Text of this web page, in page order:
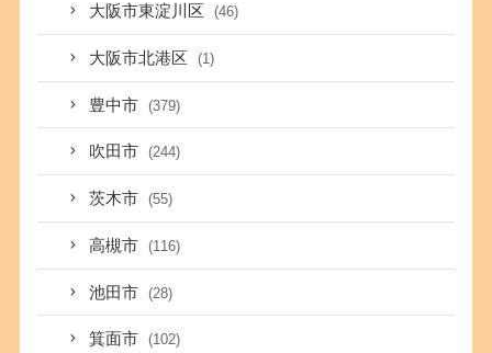
大阪市東淀川区 (46)
大阪市北港区 (1)
豊中市 (379)
吹田市 (244)
茨木市 (55)
高槻市 (116)
池田市 (28)
箕面市 (102)